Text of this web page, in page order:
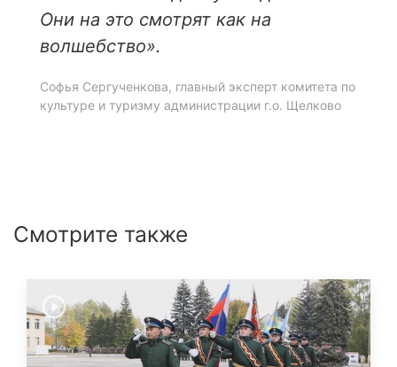
Они на это смотрят как на
волшебство».
Софья Сергученкова, главный эксперт комитета по
культуре и туризму администрации г.о. Щелково
Смотрите также